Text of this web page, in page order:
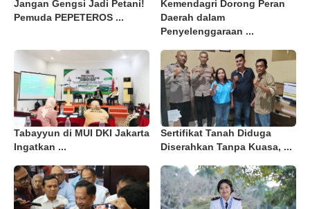
Jangan Gengsi Jadi Petani!
Pemuda PEPETEROS ...
Kemendagri Dorong Peran
Daerah dalam
Penyelenggaraan ...
Tabayyun di MUI DKI Jakarta
Ingatkan ...
Sertifikat Tanah Diduga
Diserahkan Tanpa Kuasa, ...